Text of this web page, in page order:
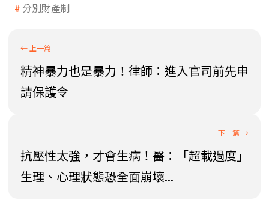
分別財產制
精神暴力也是暴力！律師：進入官司前先申
請保護令
抗壓性太強，才會生病！醫：「超載過度」
生理、心理狀態恐全面崩壞...